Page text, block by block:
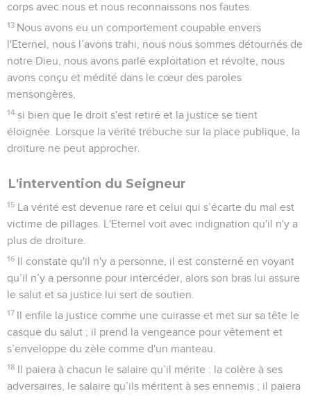
corps avec nous et nous reconnaissons nos fautes.
13 Nous avons eu un comportement coupable envers
l'Eternel, nous l’avons trahi, nous nous sommes détournés de
notre Dieu, nous avons parlé exploitation et révolte, nous
avons conçu et médité dans le cœur des paroles
mensongères,
14 si bien que le droit s'est retiré et la justice se tient
éloignée. Lorsque la vérité trébuche sur la place publique, la
droiture ne peut approcher.
L'intervention du Seigneur
15 La vérité est devenue rare et celui qui s’écarte du mal est
victime de pillages. L'Eternel voit avec indignation qu'il n'y a
plus de droiture.
16 Il constate qu'il n'y a personne, il est consterné en voyant
qu’il n’y a personne pour intercéder, alors son bras lui assure
le salut et sa justice lui sert de soutien.
17 Il enfile la justice comme une cuirasse et met sur sa tête le
casque du salut ; il prend la vengeance pour vêtement et
s’enveloppe du zèle comme d'un manteau.
18 Il paiera à chacun le salaire qu’il mérite : la colère à ses
adversaires, le salaire qu’ils méritent à ses ennemis ; il paiera